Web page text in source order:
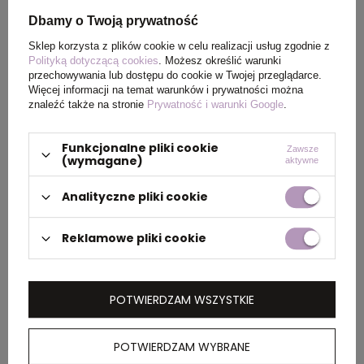
Kolor czarny
PAKOWANIE
Wymiary
kartonu
zewnętrznego
34 x 58 x 23 cm
34 x 58 x
26 cm
Waga
kartonu
7 kg,8 kg
Dbamy o Twoją prywatność
Sklep korzysta z plików cookie w celu realizacji usług zgodnie z
Polityką dotyczącą cookies. Możesz określić warunki
przechowywania lub dostępu do cookie w Twojej przeglądarce.
Więcej informacji na temat warunków i prywatności można
znaleźć także na stronie Prywatność i warunki Google.
Funkcjonalne pliki cookie
(wymagane)
Zawsze
aktywne
Analityczne pliki cookie
Reklamowe pliki cookie
POTWIERDZAM WYBRANE
POTWIERDZAM WSZYSTKIE